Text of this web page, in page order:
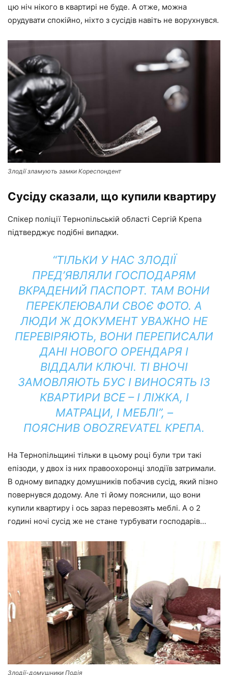
цю ніч нікого в квартирі не буде. А отже, можна
орудувати спокійно, ніхто з сусідів навіть не ворухнувся.
Злодії зламують замки Кореспондент
Сусіду сказали, що купили квартиру
Спікер поліції Тернопільській області Сергій Крепа
підтверджує подібні випадки.
“ТІЛЬКИ У НАС ЗЛОДІЇ
ПРЕД’ЯВЛЯЛИ ГОСПОДАРЯМ
ВКРАДЕНИЙ ПАСПОРТ. ТАМ ВОНИ
ПЕРЕКЛЕЮВАЛИ СВОЄ ФОТО. А
ЛЮДИ Ж ДОКУМЕНТ УВАЖНО НЕ
ПЕРЕВІРЯЮТЬ, ВОНИ ПЕРЕПИСАЛИ
ДАНІ НОВОГО ОРЕНДАРЯ І
ВІДДАЛИ КЛЮЧІ. ТІ ВНОЧІ
ЗАМОВЛЯЮТЬ БУС І ВИНОСЯТЬ ІЗ
КВАРТИРИ ВСЕ – І ЛІЖКА, І
МАТРАЦИ, І МЕБЛІ”, –
ПОЯСНИВ OBOZREVATEL КРЕПА.
На Тернопільщині тільки в цьому році були три такі
епізоди, у двох із них правоохоронці злодіїв затримали.
В одному випадку домушників побачив сусід, який пізно
повернувся додому. Але ті йому пояснили, що вони
купили квартиру і ось зараз перевозять меблі. А о 2
годині ночі сусід же не стане турбувати господарів…
Злодії-домушники Подія